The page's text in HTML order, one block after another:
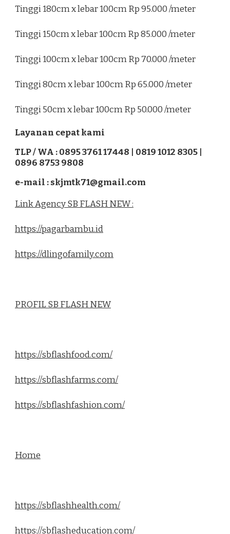
Tinggi 180cm x lebar 100cm Rp 95.000 /meter
Tinggi 150cm x lebar 100cm Rp 85.000 /meter
Tinggi 100cm x lebar 100cm Rp 70.000 /meter
Tinggi 80cm x lebar 100cm Rp 65.000 /meter
Tinggi 50cm x lebar 100cm Rp 50.000 /meter
Layanan cepat kami
TLP / WA : 0895 3761 17448 | 0819 1012 8305 |
0896 8753 9808
e-mail : skjmtk71@gmail.com
Link Agency SB FLASH NEW :
https://pagarbambu.id
https://dlingofamily.com
PROFIL SB FLASH NEW
https://sbflashfood.com/
https://sbflashfarms.com/
https://sbflashfashion.com/
Home
https://sbflashhealth.com/
https://sbflasheducation.com/